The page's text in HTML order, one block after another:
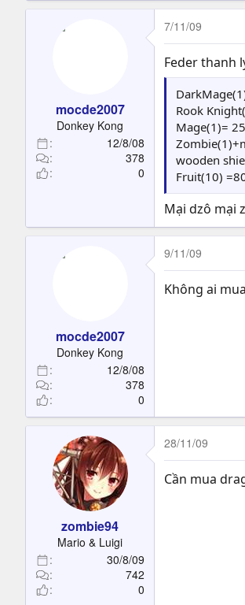
mocde2007
Donkey Kong
12/8/08
378
0
7/11/09
Feder thanh
Rook
Mage(1)=
wooden
Fruit(10)
Mại dzô mại
mocde2007
Donkey Kong
12/8/08
378
0
9/11/09
Không ai
zombie94
Mario & Luigi
30/8/09
742
0
28/11/09
Cần mua